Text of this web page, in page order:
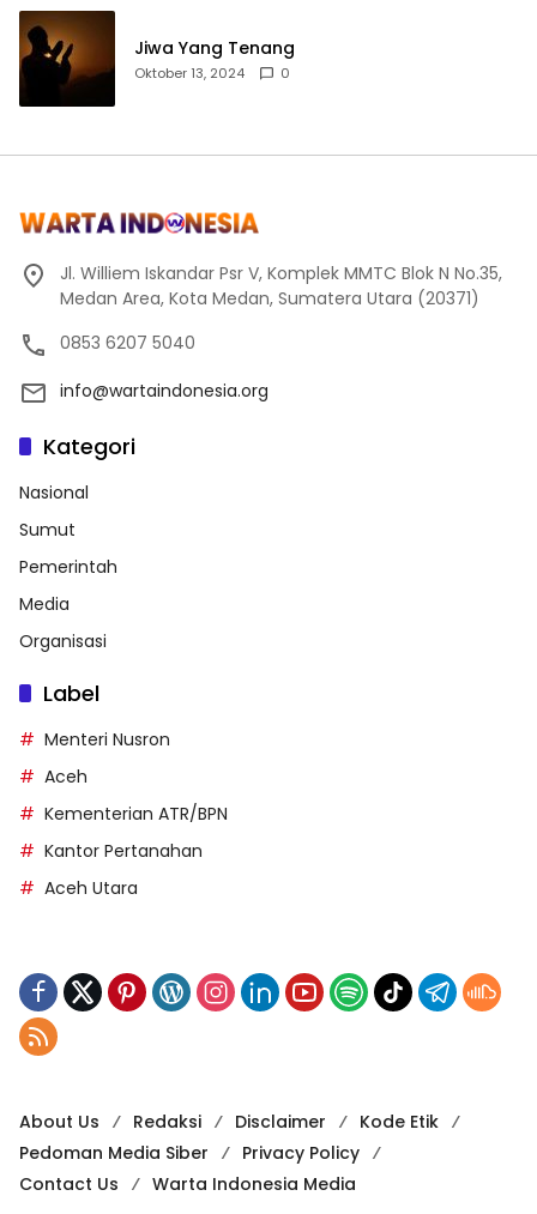
Jiwa Yang Tenang
Oktober 13, 2024 0
Jl. Williem Iskandar Psr V, Komplek MMTC Blok N No.35,
Medan Area, Kota Medan, Sumatera Utara (20371)
0853 6207 5040
info@wartaindonesia.org
Kategori
Nasional
Sumut
Pemerintah
Media
Organisasi
Label
Menteri Nusron
Aceh
Kementerian ATR/BPN
Kantor Pertanahan
Aceh Utara
About Us Redaksi Disclaimer
Kode Etik
Pedoman Media Siber
Privacy Policy
Contact Us
Warta Indonesia Media